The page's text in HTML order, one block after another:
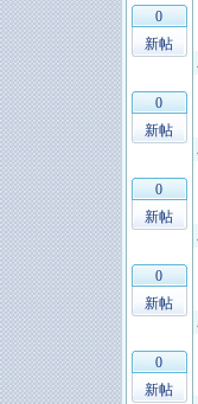
0
新帖
0
新帖
0
新帖
0
新帖
0
新帖